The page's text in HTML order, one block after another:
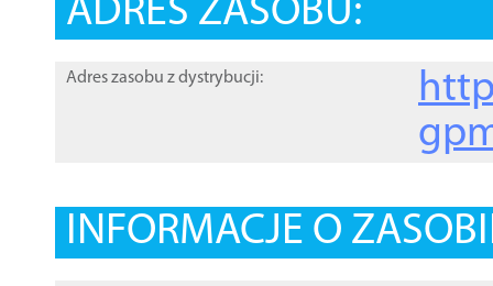
ADRES ZASOBU:
Adres zasobu z dystrybucji:
INFORMACJE O